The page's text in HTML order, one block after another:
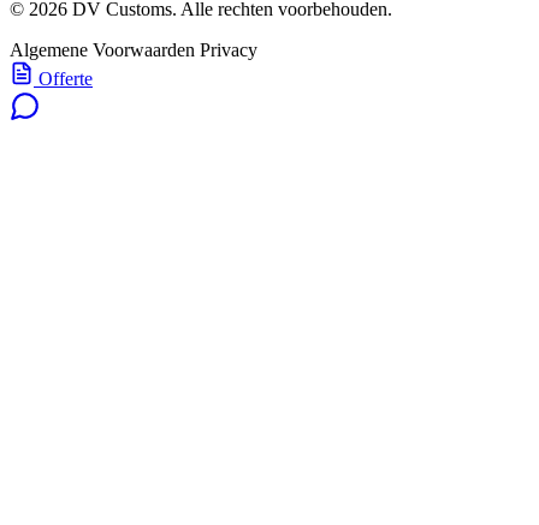
© 2026 DV Customs. Alle rechten voorbehouden.
Algemene Voorwaarden Privacy
Offerte